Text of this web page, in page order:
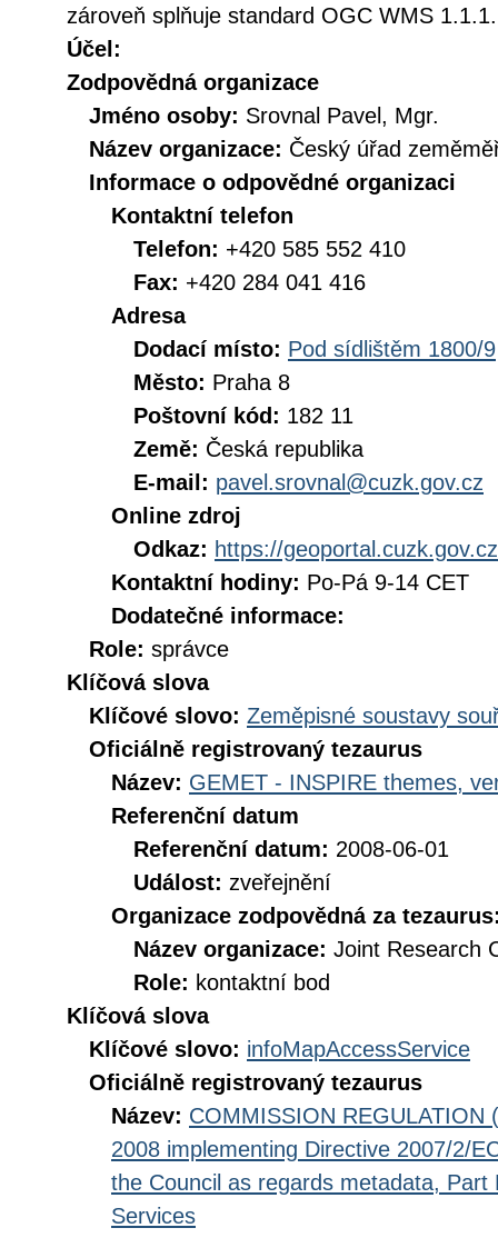
zároveň splňuje standard OGC WMS
Účel:
Zodpovědná organizace
Jméno osoby: Srovnal Pavel, Mgr.
Název organizace: Český úřad
Informace o odpovědné organizaci
Kontaktní telefon
Telefon: +420 585 552 410
Fax: +420 284 041 416
Adresa
Dodací místo: Pod sídlištěm 1800/9
Město: Praha 8
Poštovní kód: 182 11
Země: Česká republika
E-mail: pavel.srovnal@cuzk.gov.cz
Online zdroj
Odkaz: https://geoportal.cuzk.gov.cz
Kontaktní hodiny: Po-Pá 9-14 CET
Dodatečné informace:
Role: správce
Klíčová slova
Klíčové slovo: Zeměpisné soustavy
Oficiálně registrovaný tezaurus
Název: GEMET - INSPIRE themes,
Referenční datum
Referenční datum: 2008-06-01
Událost: zveřejnění
Organizace zodpovědná za
Název organizace: Joint Research
Role: kontaktní bod
Klíčová slova
Klíčové slovo: infoMapAccessService
Oficiálně registrovaný tezaurus
Název: COMMISSION REGULATION
2008 implementing Directive 2007/2/
the Council as regards metadata,
Services